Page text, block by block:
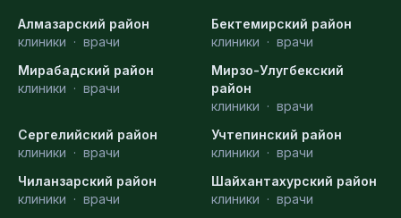
Алмазарский район
клиники · врачи
Бектемирский район
клиники · врачи
Мирабадский район
клиники · врачи
Мирзо-Улугбекский
район
клиники · врачи
Сергелийский район
клиники · врачи
Учтепинский район
клиники · врачи
Чиланзарский район
клиники · врачи
Шайхантахурский район
клиники · врачи